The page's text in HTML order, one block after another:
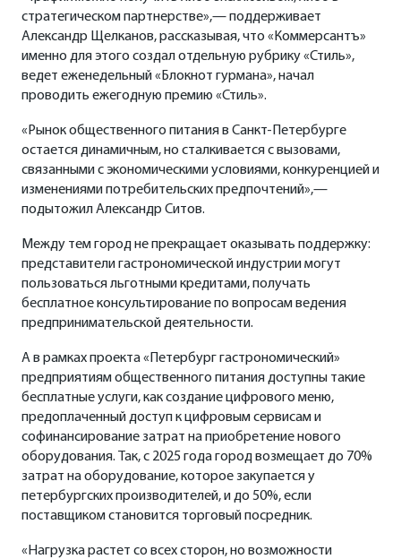
стратегическом партнерстве»,— поддерживает
Александр Щелканов, рассказывая, что «Коммерсантъ»
именно для этого создал отдельную рубрику «Стиль»,
ведет еженедельный «Блокнот гурмана», начал
проводить ежегодную премию «Стиль».
«Рынок общественного питания в Санкт-Петербурге
остается динамичным, но сталкивается с вызовами,
связанными с экономическими условиями, конкуренцией и
изменениями потребительских предпочтений»,—
подытожил Александр Ситов.
Между тем город не прекращает оказывать поддержку:
представители гастрономической индустрии могут
пользоваться льготными кредитами, получать
бесплатное консультирование по вопросам ведения
предпринимательской деятельности.
А в рамках проекта «Петербург гастрономический»
предприятиям общественного питания доступны такие
бесплатные услуги, как создание цифрового меню,
предоплаченный доступ к цифровым сервисам и
софинансирование затрат на приобретение нового
оборудования. Так, с 2025 года город возмещает до 70%
затрат на оборудование, которое закупается у
петербургских производителей, и до 50%, если
поставщиком становится торговый посредник.
«Нагрузка растет со всех сторон, но возможности